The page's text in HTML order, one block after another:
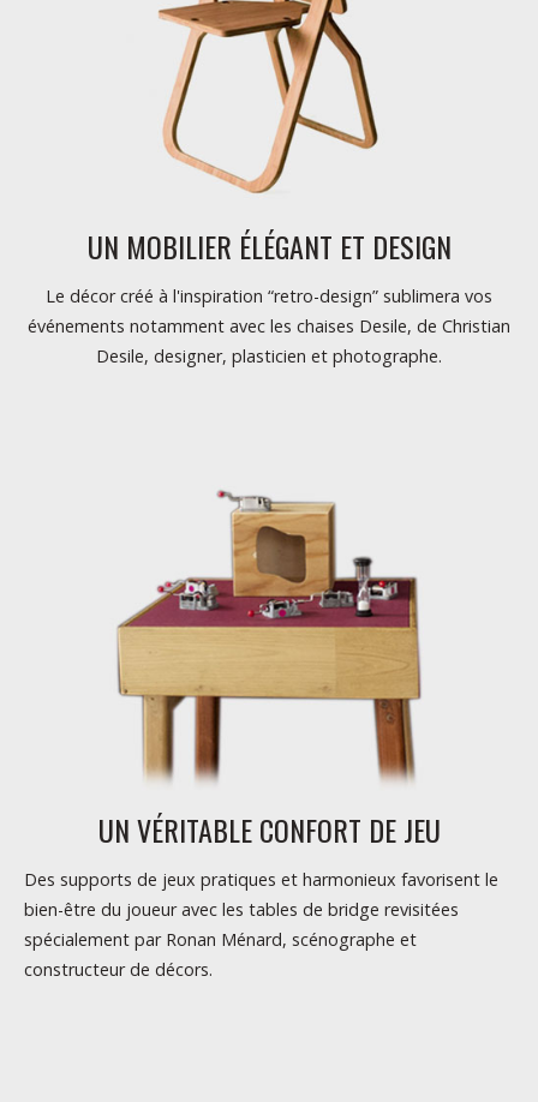
UN MOBILIER ÉLÉGANT ET DESIGN
Le décor créé à l'inspiration “retro-design” sublimera vos
événements notamment avec les chaises Desile, de Christian
Desile, designer, plasticien et photographe.
UN VÉRITABLE CONFORT DE JEU
Des supports de jeux pratiques et harmonieux favorisent le
bien-être du joueur avec les tables de bridge revisitées
spécialement par Ronan Ménard, scénographe et
constructeur de décors.